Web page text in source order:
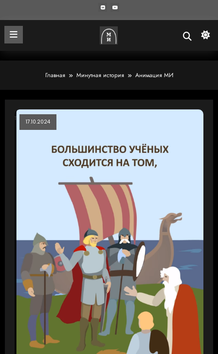
Главная Минутная история Анимация МИ
17.10.2024